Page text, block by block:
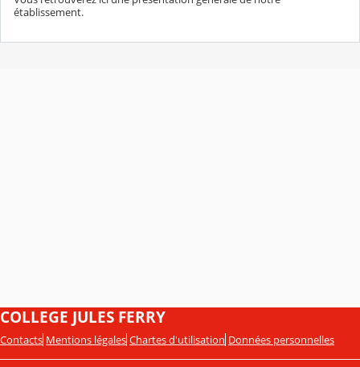
établissement.
COLLEGE JULES FERRY
Contacts Mentions légales Chartes d'utilisation Données personnelles